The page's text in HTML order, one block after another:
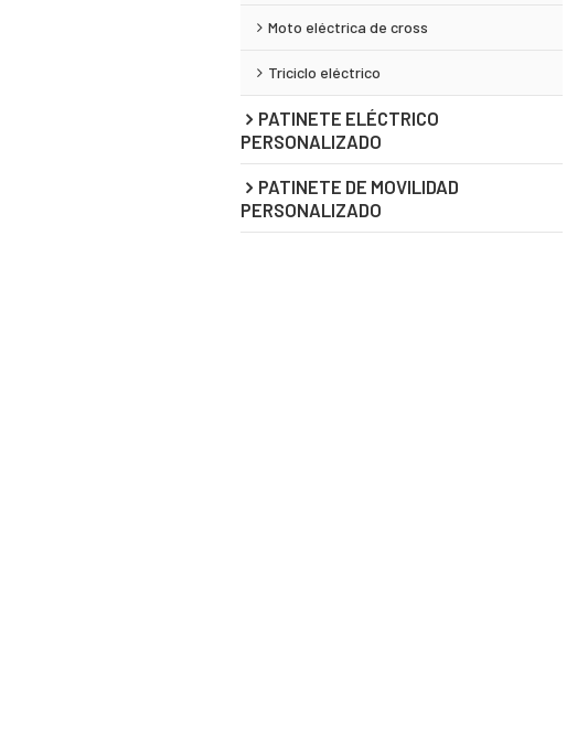
Moto eléctrica de cross
Triciclo eléctrico
PATINETE ELÉCTRICO
PERSONALIZADO
PATINETE DE MOVILIDAD
PERSONALIZADO